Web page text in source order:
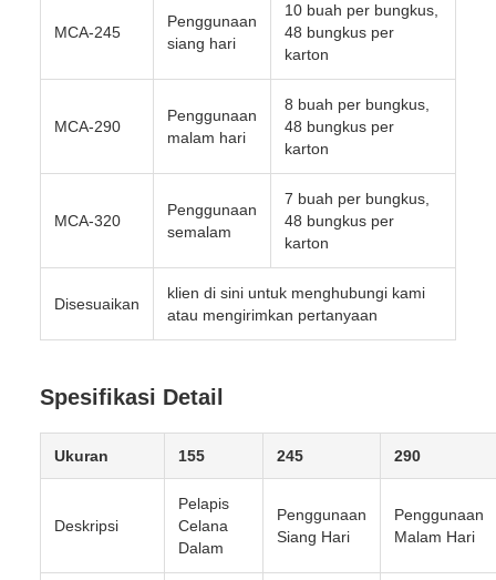
MCA-245
Penggunaan
siang hari
10 buah per bungkus,
48 bungkus per
karton
MCA-290
Penggunaan
malam hari
8 buah per bungkus,
48 bungkus per
karton
MCA-320
Penggunaan
semalam
7 buah per bungkus,
48 bungkus per
karton
Disesuaikan
klien di sini untuk menghubungi kami
atau mengirimkan pertanyaan
Spesifikasi Detail
Ukuran 155 245 290
Deskripsi
Pelapis
Celana
Dalam
Penggunaan
Siang Hari
Penggunaan
Malam Hari